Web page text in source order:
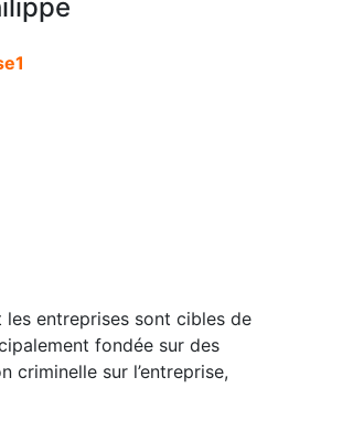
entreprises sont cibles de
fondée sur des
criminelle sur l’entreprise,